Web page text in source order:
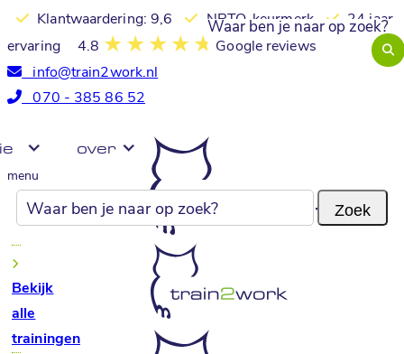
Klantwaardering: 9,6 NRTO-keurmerk
24 jaar
ervaring
4.8
Google reviews
info@train2work.nl
070 - 385 86 52
over
menu
Bekijk
alle
trainingen